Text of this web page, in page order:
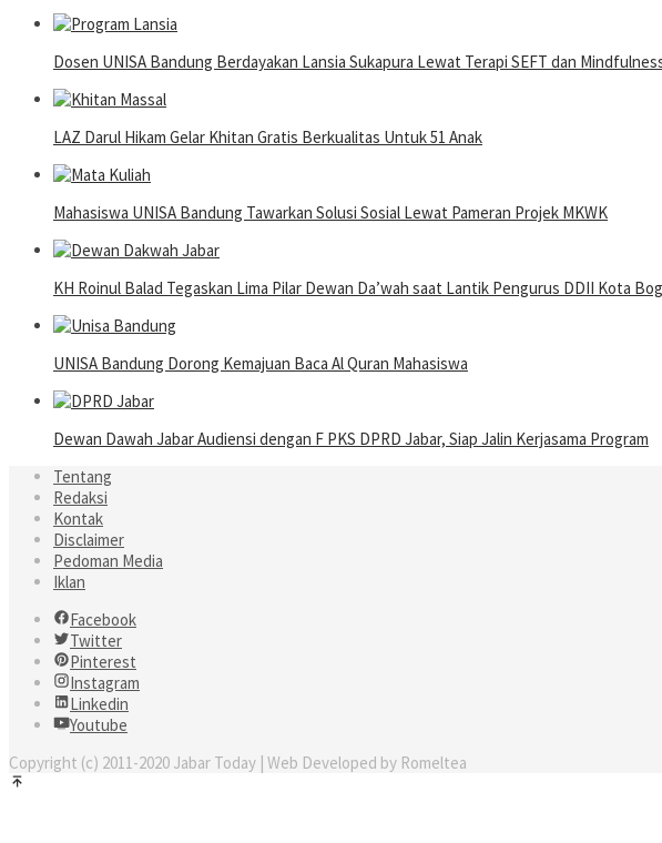
Dosen UNISA Bandung Berdayakan Lansia Sukapura Lewat Terapi SEFT dan
LAZ Darul Hikam Gelar Khitan Gratis Berkualitas Untuk 51 Anak
Mahasiswa UNISA Bandung Tawarkan Solusi Sosial Lewat Pameran Projek MKWK
KH Roinul Balad Tegaskan Lima Pilar Dewan Da’wah saat Lantik Pengurus DDII Kota
UNISA Bandung Dorong Kemajuan Baca Al Quran Mahasiswa
Dewan Dawah Jabar Audiensi dengan F PKS DPRD Jabar, Siap Jalin Kerjasama Program
Tentang
Redaksi
Kontak
Disclaimer
Pedoman Media
Iklan
Facebook
Twitter
Pinterest
Instagram
Linkedin
Youtube
Copyright (c) 2011-2020 Jabar Today | Web Developed by Romeltea